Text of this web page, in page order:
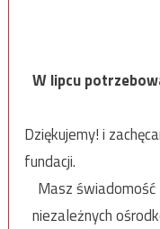
W lipcu
Dziękujemy! i
fundacji.
Masz
niezależnych